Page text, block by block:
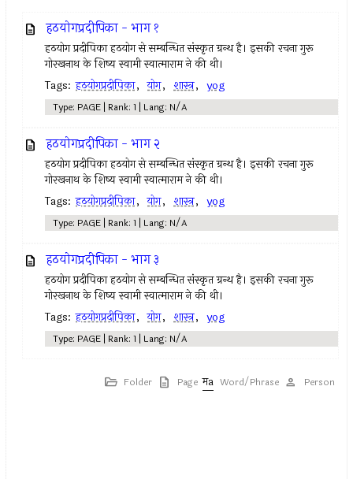
हठयोगप्रदीपिका - भाग १
हठयोग प्रदीपिका हठयोग से सम्बन्धित संस्कृत ग्रन्थ है। इसकी रचना गुरू
गोरखनाथ के शिष्य स्वामी स्वात्माराम ने की थी।
Tags: हठयोगप्रदीपिका, योग, शास्त्र, yog
Type: PAGE | Rank: 1 | Lang: N/A
हठयोगप्रदीपिका - भाग २
हठयोग प्रदीपिका हठयोग से सम्बन्धित संस्कृत ग्रन्थ है। इसकी रचना गुरू
गोरखनाथ के शिष्य स्वामी स्वात्माराम ने की थी।
Tags: हठयोगप्रदीपिका, योग, शास्त्र, yog
Type: PAGE | Rank: 1 | Lang: N/A
हठयोगप्रदीपिका - भाग ३
हठयोग प्रदीपिका हठयोग से सम्बन्धित संस्कृत ग्रन्थ है। इसकी रचना गुरू
गोरखनाथ के शिष्य स्वामी स्वात्माराम ने की थी।
Tags: हठयोगप्रदीपिका, योग, शास्त्र, yog
Type: PAGE | Rank: 1 | Lang: N/A
Folder Page Word/Phrase Person